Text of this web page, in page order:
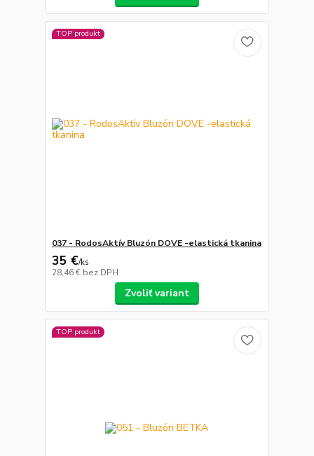
TOP produkt
037 - RodosAktív Bluzón DOVE -elastická tkanina
35 €/ks
28,46 € bez DPH
Zvoliť variant
TOP produkt